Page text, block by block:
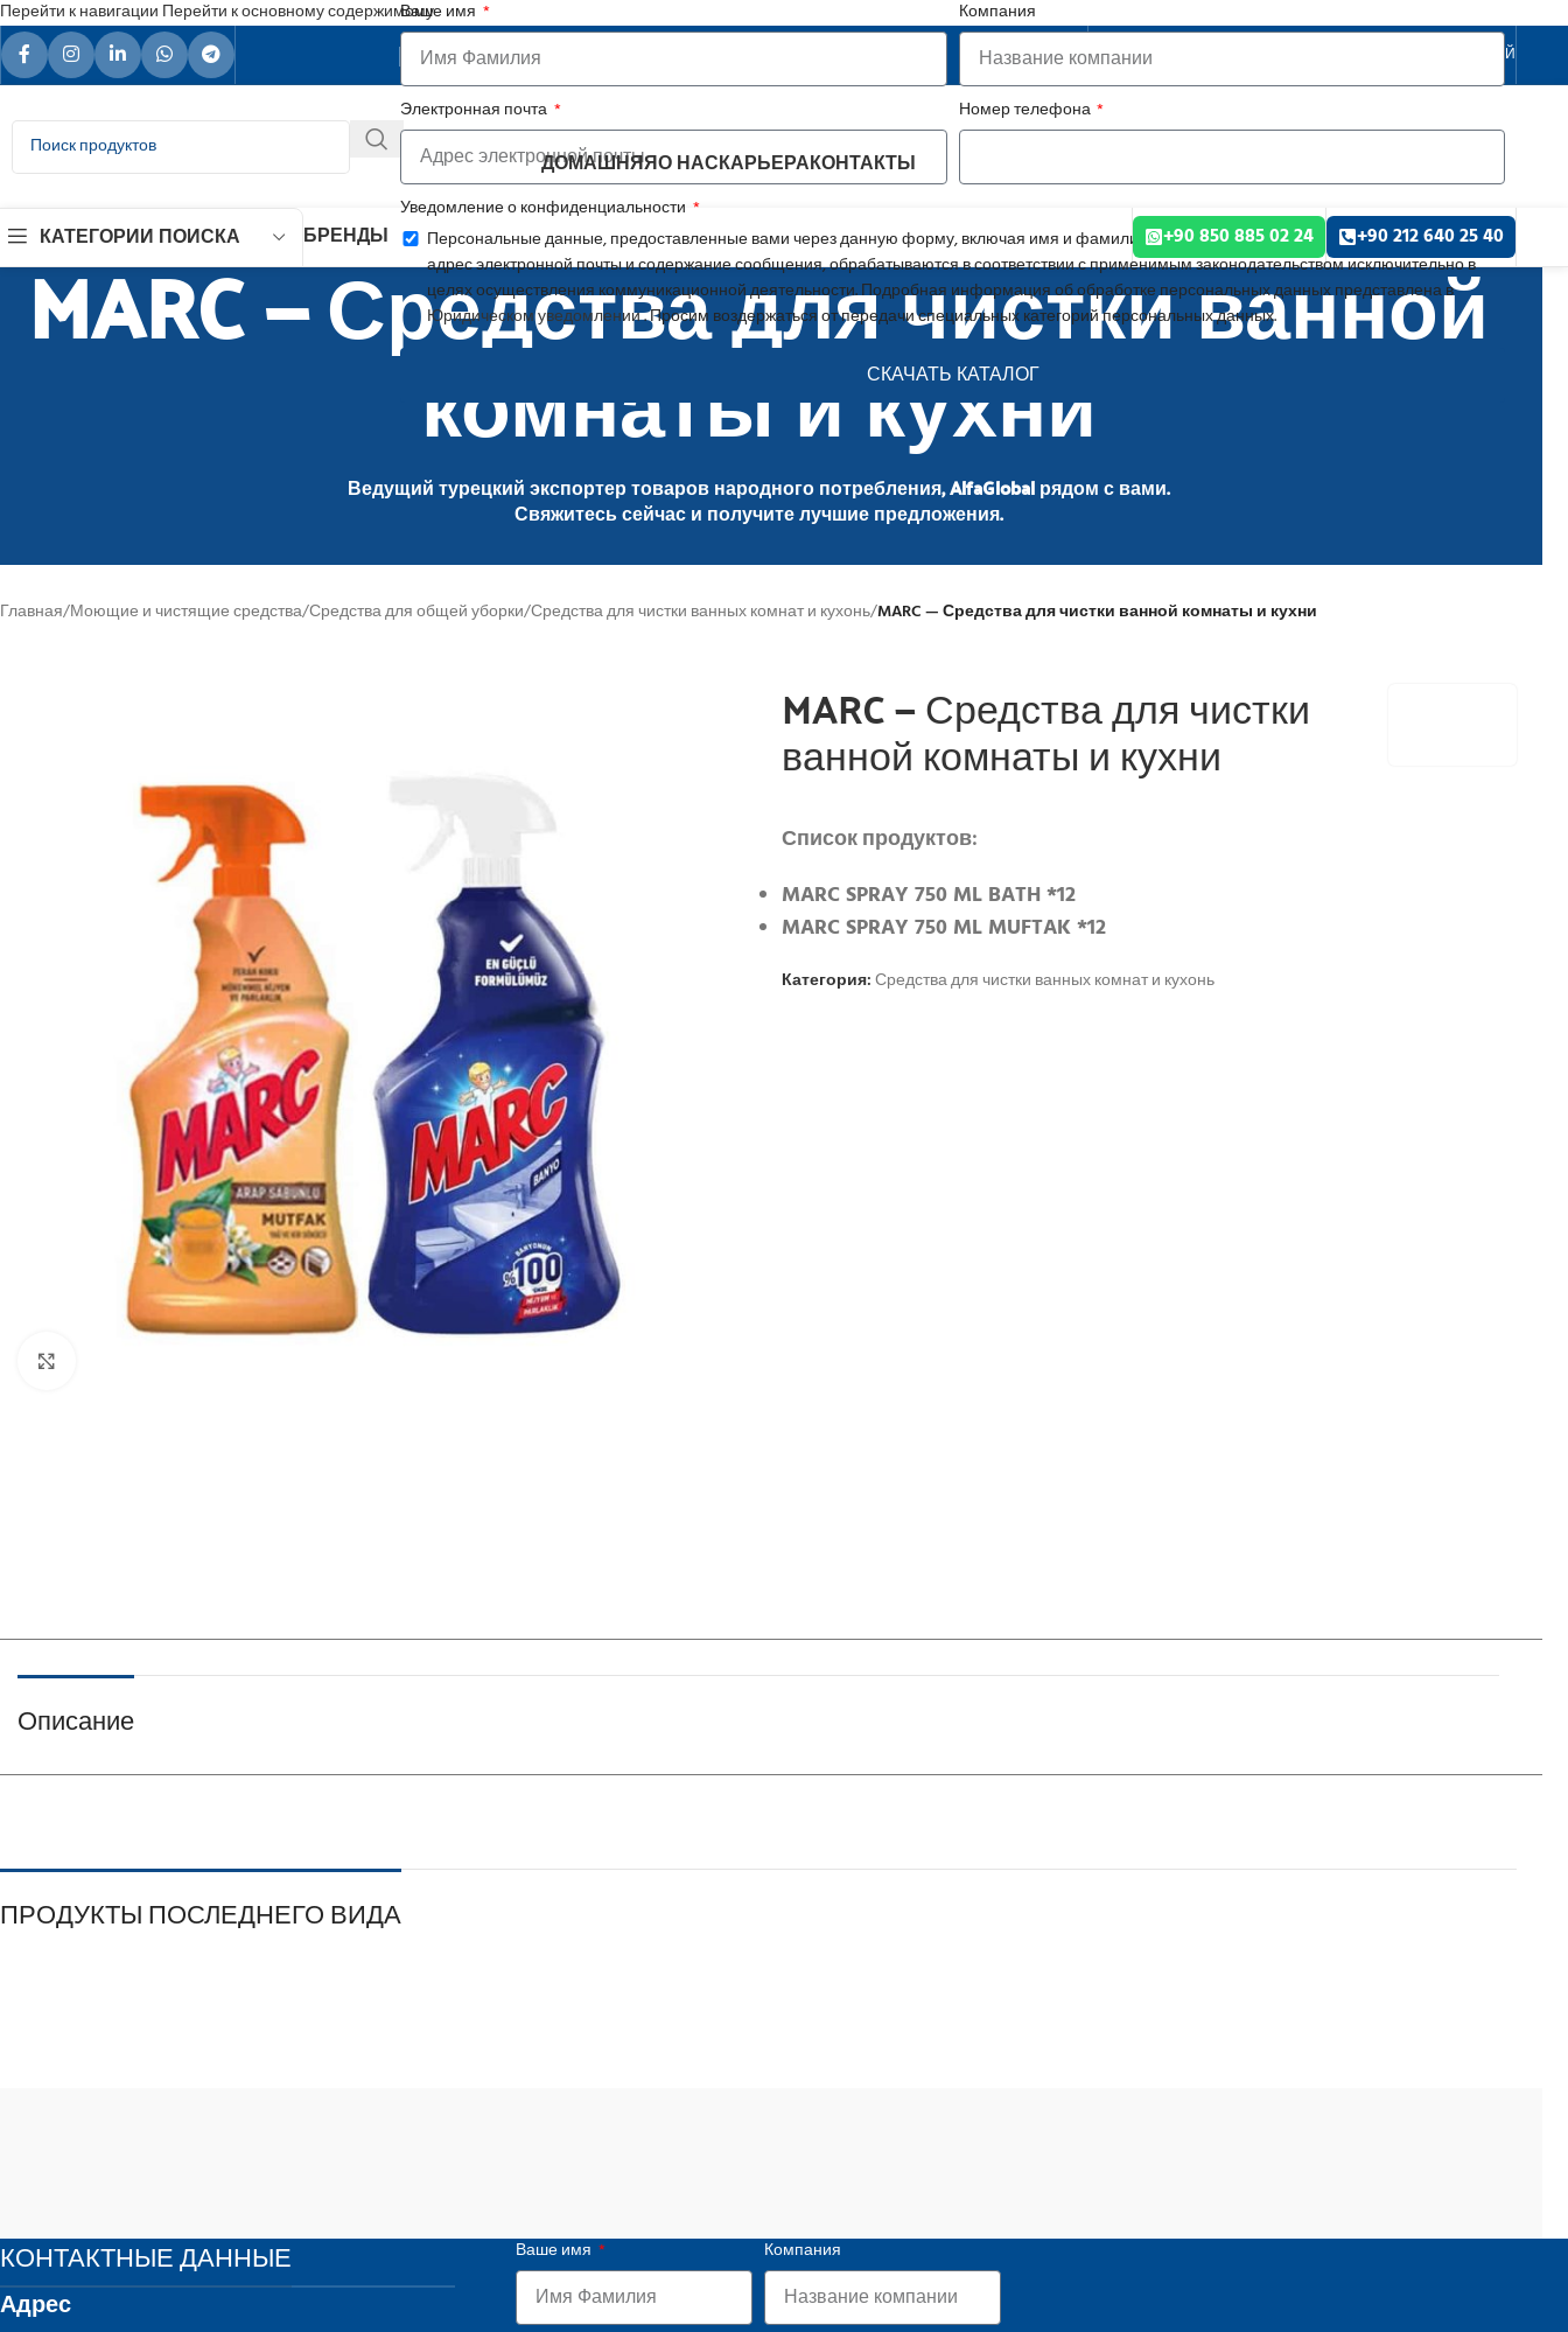
Перейти к навигации Перейти к основному содержимому
Ваш надежный партнер в сфере FMCG РУССКИЙ
Ваше имя Компания
Электронная почта Номер телефона
Уведомление о конфиденциальности
Персональные данные, предоставленные вами через данную форму, включая имя и фамилию, сведения о компании, номер телефона,
адрес электронной почты и содержание сообщения, обрабатываются в соответствии с применимым законодательством исключительно в
целях осуществления коммуникационной деятельности. Подробная информация об обработке персональных данных представлена в
Юридическом уведомлении. Просим воздержаться от передачи специальных категорий персональных данных.
СКАЧАТЬ КАТАЛОГ
КАТЕГОРИИ ПОИСКА БРЕНДЫ
ДОМАШНЯЯО НАСКАРЬЕРАКОНТАКТЫ
+90 850 885 02 24 +90 212 640 25 40
MARC — Средства для чистки ванной
комнаты и кухни
Ведущий турецкий экспортер товаров народного потребления, AlfaGlobal рядом с вами.
Свяжитесь сейчас и получите лучшие предложения.
Главная/Моющие и чистящие средства/Средства для общей уборки/Средства для чистки ванных комнат и кухонь/MARC — Средства для чистки ванной комнаты и кухни
MARC — Средства для чистки
ванной комнаты и кухни
Список продуктов:
MARC SPRAY 750 ML BATH *12
MARC SPRAY 750 ML MUFTAK *12
Категория:Средства для чистки ванных комнат и кухонь
Описание
ПРОДУКТЫ ПОСЛЕДНЕГО ВИДА
КОНТАКТНЫЕ ДАННЫЕ
Адрес
Ваше имя Компания